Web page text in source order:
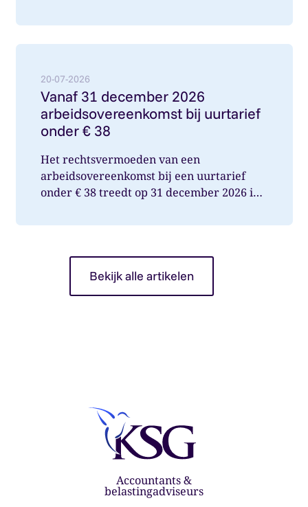
20-07-2026
Vanaf 31 december 2026
arbeidsovereenkomst bij uurtarief
onder € 38
Het rechtsvermoeden van een
arbeidsovereenkomst bij een uurtarief
onder € 38 treedt op 31 december 2026 in
Bekijk alle artikelen
Accountants &
belastingadviseurs